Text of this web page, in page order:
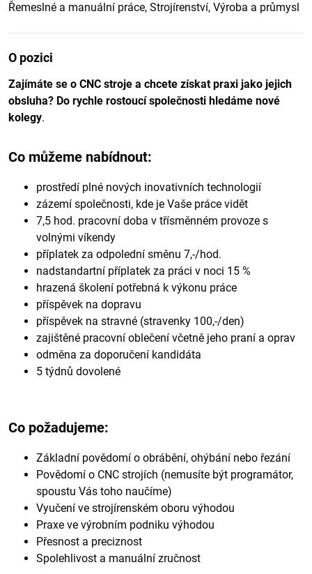
Řemeslné a manuální práce, Strojírenství, Výroba a průmysl
O pozici
Zajímáte se o CNC stroje a chcete získat praxi jako jejich
obsluha? Do rychle rostoucí společnosti hledáme nové
kolegy.
Co můžeme nabídnout:
prostředí plné nových inovativních technologií
zázemí společnosti, kde je Vaše práce vidět
7,5 hod. pracovní doba v třísměnném provoze s
volnými víkendy
příplatek za odpolední směnu 7,-/hod.
nadstandartní příplatek za práci v noci 15 %
hrazená školení potřebná k výkonu práce
příspěvek na dopravu
příspěvek na stravné (stravenky 100,-/den)
zajištěné pracovní oblečení včetně jeho praní a oprav
odměna za doporučení kandidáta
5 týdnů dovolené
Co požadujeme:
Základní povědomí o obrábění, ohýbání nebo řezání
Povědomí o CNC strojích (nemusíte být programátor,
spoustu Vás toho naučíme)
Vyučení ve strojírenském oboru výhodou
Praxe ve výrobním podniku výhodou
Přesnost a preciznost
Spolehlivost a manuální zručnost